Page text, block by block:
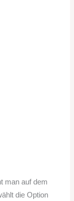
man auf dem
die Option